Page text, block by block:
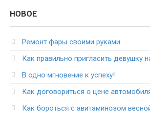
НОВОЕ
Ремонт фары своими руками
Как правильно пригласить девушку
В одно мгновение к успеху!
Как договориться о цене
Как бороться с авитаминозом